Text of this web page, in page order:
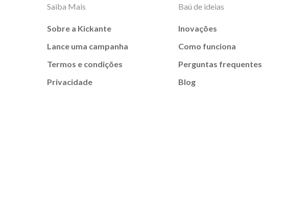
Saiba Mais
Sobre a Kickante
Lance uma campanha
Termos e condições
Privacidade
Baú de ideias
Inovações
Como funciona
Perguntas frequentes
Blog